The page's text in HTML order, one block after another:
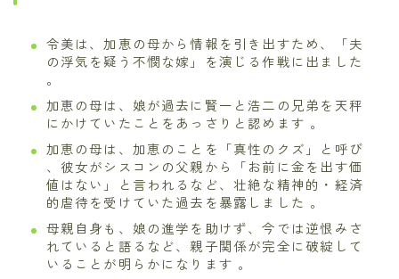
令美は、加恵の母から情報を引き出すため、「夫
の浮気を疑う不憫な嫁」を演じる作戦に出ました
。
加恵の母は、娘が過去に賢一と浩二の兄弟を天秤
にかけていたことをあっさりと認めます 。
加恵の母は、加恵のことを「真性のクズ」と呼び
、彼女がシスコンの父親から「お前に金を出す価
値はない」と言われるなど、壮絶な精神的・経済
的虐待を受けていた過去を暴露しました 。
母親自身も、娘の進学を助けず、今では逆恨みさ
れていると語るなど、親子関係が完全に破綻して
いることが明らかになります 。